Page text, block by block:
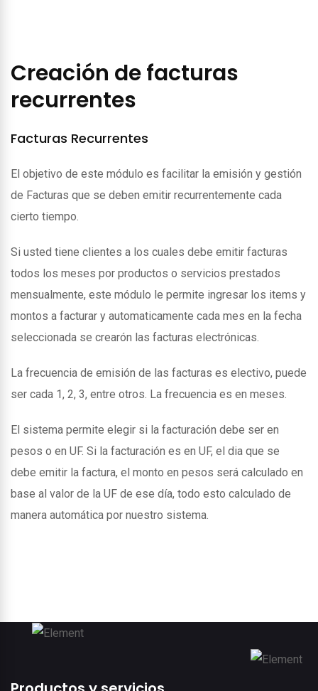
Creación de facturas
recurrentes
Facturas Recurrentes
El objetivo de este módulo es facilitar la emisión y gestión
de Facturas que se deben emitir recurrentemente cada
cierto tiempo.
Si usted tiene clientes a los cuales debe emitir facturas
todos los meses por productos o servicios prestados
mensualmente, este módulo le permite ingresar los items y
montos a facturar y automaticamente cada mes en la fecha
seleccionada se crearón las facturas electrónicas.
La frecuencia de emisión de las facturas es electivo, puede
ser cada 1, 2, 3, entre otros. La frecuencia es en meses.
El sistema permite elegir si la facturación debe ser en
pesos o en UF. Si la facturación es en UF, el dia que se
debe emitir la factura, el monto en pesos será calculado en
base al valor de la UF de ese día, todo esto calculado de
manera automática por nuestro sistema.